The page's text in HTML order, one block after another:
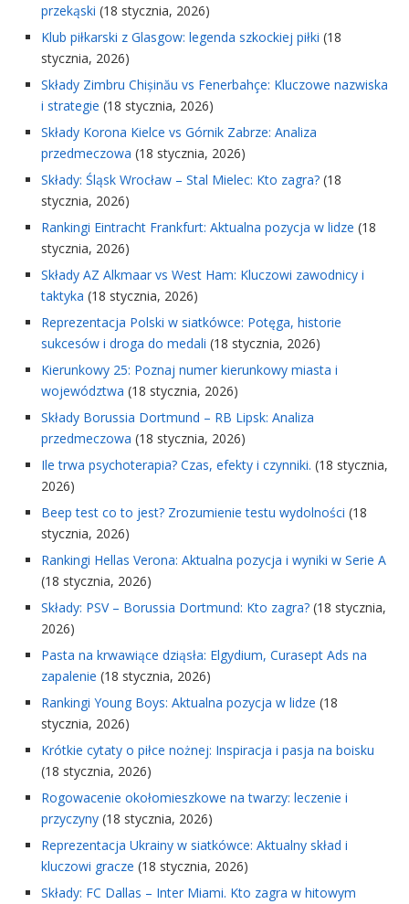
przekąski (18 stycznia, 2026)
Klub piłkarski z Glasgow: legenda szkockiej piłki (18
stycznia, 2026)
Składy Zimbru Chișinău vs Fenerbahçe: Kluczowe nazwiska
i strategie (18 stycznia, 2026)
Składy Korona Kielce vs Górnik Zabrze: Analiza
przedmeczowa (18 stycznia, 2026)
Składy: Śląsk Wrocław – Stal Mielec: Kto zagra? (18
stycznia, 2026)
Rankingi Eintracht Frankfurt: Aktualna pozycja w lidze (18
stycznia, 2026)
Składy AZ Alkmaar vs West Ham: Kluczowi zawodnicy i
taktyka (18 stycznia, 2026)
Reprezentacja Polski w siatkówce: Potęga, historie
sukcesów i droga do medali (18 stycznia, 2026)
Kierunkowy 25: Poznaj numer kierunkowy miasta i
województwa (18 stycznia, 2026)
Składy Borussia Dortmund – RB Lipsk: Analiza
przedmeczowa (18 stycznia, 2026)
Ile trwa psychoterapia? Czas, efekty i czynniki. (18 stycznia,
2026)
Beep test co to jest? Zrozumienie testu wydolności (18
stycznia, 2026)
Rankingi Hellas Verona: Aktualna pozycja i wyniki w Serie A
(18 stycznia, 2026)
Składy: PSV – Borussia Dortmund: Kto zagra? (18 stycznia,
2026)
Pasta na krwawiące dziąsła: Elgydium, Curasept Ads na
zapalenie (18 stycznia, 2026)
Rankingi Young Boys: Aktualna pozycja w lidze (18
stycznia, 2026)
Krótkie cytaty o piłce nożnej: Inspiracja i pasja na boisku
(18 stycznia, 2026)
Rogowacenie okołomieszkowe na twarzy: leczenie i
przyczyny (18 stycznia, 2026)
Reprezentacja Ukrainy w siatkówce: Aktualny skład i
kluczowi gracze (18 stycznia, 2026)
Składy: FC Dallas – Inter Miami. Kto zagra w hitowym